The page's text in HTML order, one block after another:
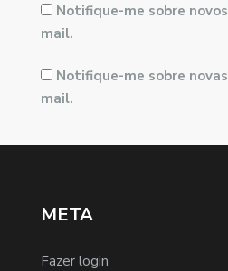
Notifique-me sobre
mail.
Notifique-me sobre
mail.
META
Fazer login